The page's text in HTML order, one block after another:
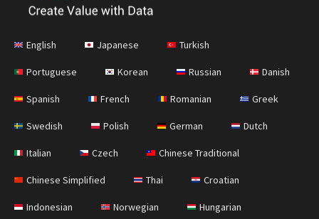
English Japanese Turkish
Portuguese Korean Russian Danish
Spanish French Romanian Greek
Swedish Polish German Dutch
Italian Czech Chinese Traditional
Chinese Simplified Thai Croatian
Indonesian Norwegian Hungarian